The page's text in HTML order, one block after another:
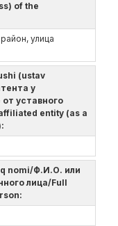
of the
улица
(ustav
у
уставного
entity (as a
nomi/Ф.И.О. или
лица/Full